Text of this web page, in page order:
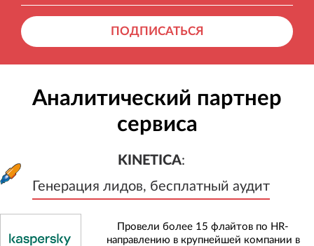
ПОДПИСАТЬСЯ
Аналитический партнер
сервиса
KINETICA:
Генерация лидов, бесплатный аудит
Генерация лидов, бесплатный
Провели более 15 флайтов по HR-
направлению в крупнейшей компании в